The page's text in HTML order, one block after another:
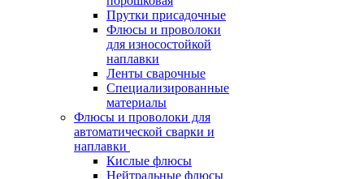
Прутки присадочные
Флюсы и проволоки
для износостойкой
наплавки
Ленты сварочные
Специализированные
материалы
Флюсы и проволоки для
автоматической сварки и
наплавки
Кислые флюсы
Нейтральные флюсы